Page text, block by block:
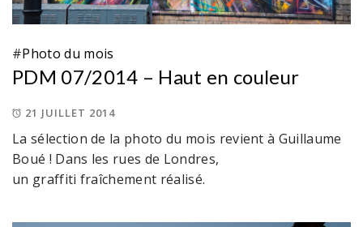
#Photo du mois
PDM 07/2014 – Haut en couleur
21 JUILLET 2014
La sélection de la photo du mois revient à Guillaume
Boué ! Dans les rues de Londres,
un graffiti fraîchement réalisé.